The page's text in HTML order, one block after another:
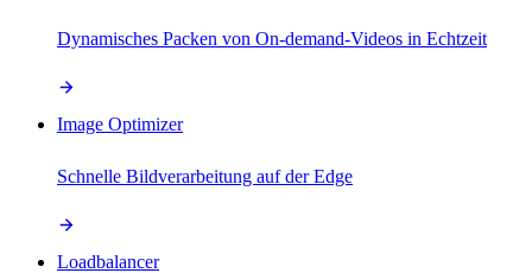
Dynamisches Packen von On-demand-Videos in Echtzeit
Image Optimizer
Schnelle Bildverarbeitung auf der Edge
Loadbalancer